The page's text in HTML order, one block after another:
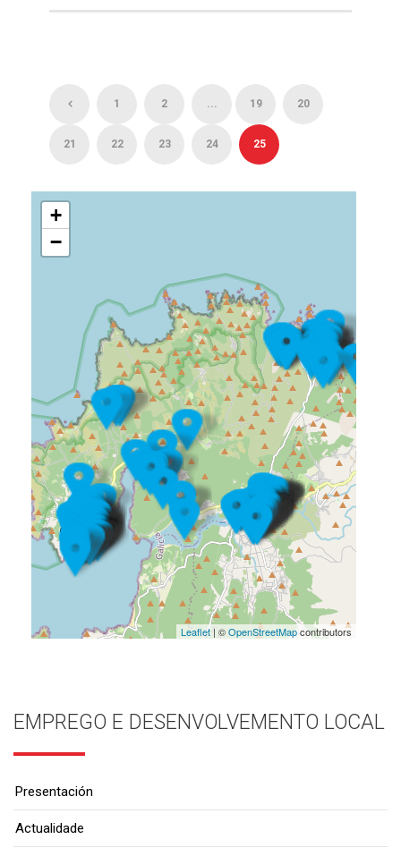
1 2 ... 19 20
21 22 23 24 25
+
−
Leaflet| ©OpenStreetMapcontributors
EMPREGO E DESENVOLVEMENTO LOCAL
Presentación
Actualidade